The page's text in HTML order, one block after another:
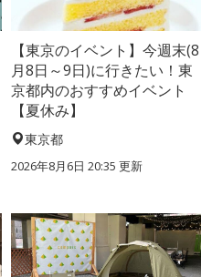
【東京のイベント】今週末(8
月8日～9日)に行きたい！東
京都内のおすすめイベント
【夏休み】
東京都
2026年8月6日 20:35 更新